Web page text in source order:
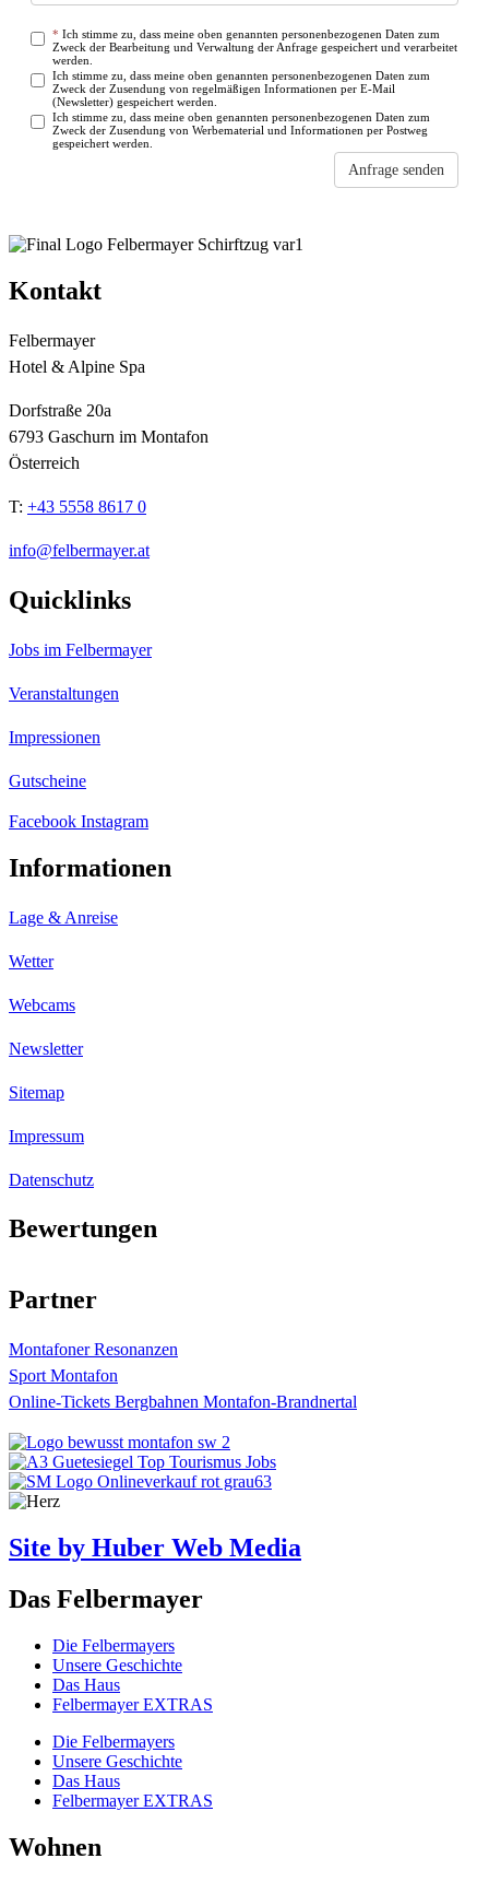
* Ich stimme zu, dass meine oben genannten personenbezogenen Daten zum
Zweck der Bearbeitung und Verwaltung der Anfrage gespeichert und verarbeitet
werden.
Ich stimme zu, dass meine oben genannten personenbezogenen Daten zum
Zweck der Zusendung von regelmäßigen Informationen per E-Mail
(Newsletter) gespeichert werden.
Ich stimme zu, dass meine oben genannten personenbezogenen Daten zum
Zweck der Zusendung von Werbematerial und Informationen per Postweg
gespeichert werden.
Anfrage senden
Kontakt
Felbermayer
Hotel & Alpine Spa
Dorfstraße 20a
6793 Gaschurn im Montafon
Österreich
T: +43 5558 8617 0
info@felbermayer.at
Quicklinks
Jobs im Felbermayer
Veranstaltungen
Impressionen
Gutscheine
Facebook Instagram
Informationen
Lage & Anreise
Wetter
Webcams
Newsletter
Sitemap
Impressum
Datenschutz
Bewertungen
Partner
Montafoner Resonanzen
Sport Montafon
Online-Tickets Bergbahnen Montafon-Brandnertal
Site by Huber Web Media
Das Felbermayer
Die Felbermayers
Unsere Geschichte
Das Haus
Felbermayer EXTRAS
Die Felbermayers
Unsere Geschichte
Das Haus
Felbermayer EXTRAS
Wohnen